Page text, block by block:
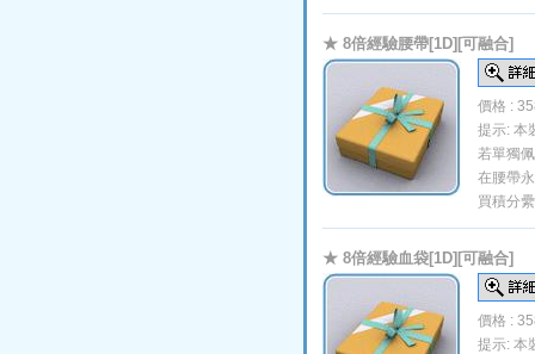
★ 8倍經驗腰帶[1D][可融合]
價格 :
提示: 本
若單獨
在腰帶
買積分
★ 8倍經驗血袋[1D][可融合]
價格 :
提示: 本